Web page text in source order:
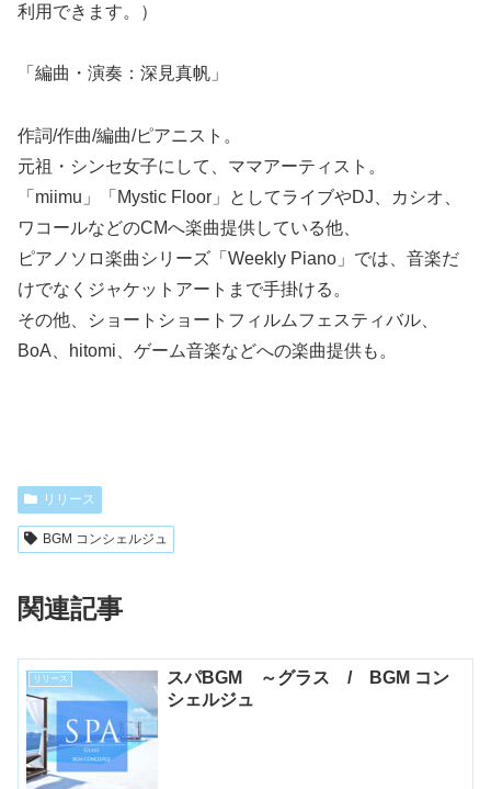
利用できます。）
「編曲・演奏：深見真帆」
作詞/作曲/編曲/ピアニスト。
元祖・シンセ女子にして、ママアーティスト。
「miimu」「Mystic Floor」としてライブやDJ、カシオ、
ワコールなどのCMへ楽曲提供している他、
ピアノソロ楽曲シリーズ「Weekly Piano」では、音楽だ
けでなくジャケットアートまで手掛ける。
その他、ショートショートフィルムフェスティバル、
BoA、hitomi、ゲーム音楽などへの楽曲提供も。
リリース
BGM コンシェルジュ
関連記事
リリース
スパBGM ～グラス / BGM コン
シェルジュ